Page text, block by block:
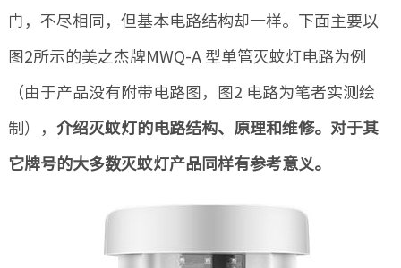
门，不尽相同，但基本电路结构却一样。下面主要以
图2所示的美之杰牌MWQ-A 型单管灭蚊灯电路为例
（由于产品没有附带电路图，图2 电路为笔者实测绘
制）， 介绍灭蚊灯的电路结构、原理和维修。对于其
它牌号的大多数灭蚊灯产品同样有参考意义。